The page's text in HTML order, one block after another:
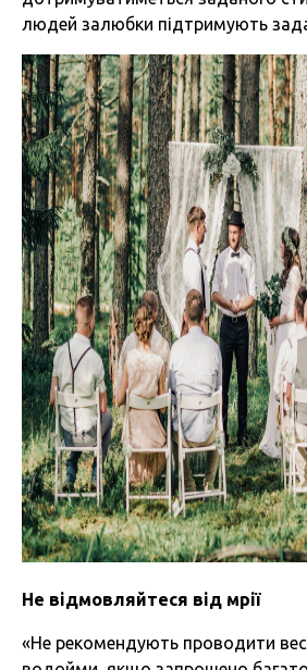
людей залюбки підтримують
Не відмовляйтеся від мрії
«Не рекомендують проводити